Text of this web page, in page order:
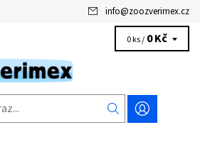
info@zoozverimex.cz
0 ks / 0 Kč